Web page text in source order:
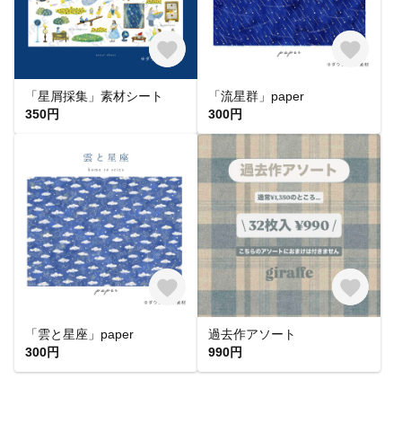
「星屑採集」素材シート
350円
「流星群」paper
300円
「雲と星座」paper
300円
過去作アソート
990円